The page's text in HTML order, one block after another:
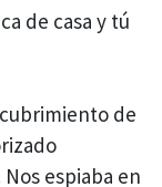
de casa y tú
de
espiaba en